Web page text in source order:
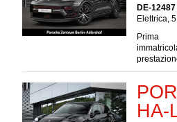
DE-
Elettrica,
Prima
HA-